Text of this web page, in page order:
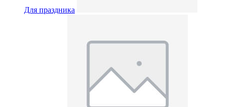
Для праздника